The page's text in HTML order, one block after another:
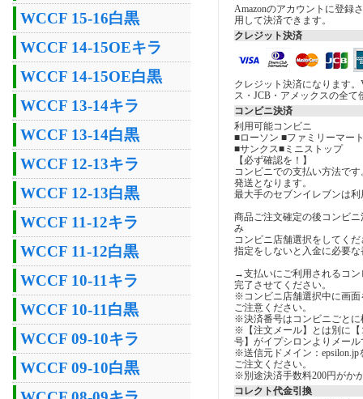
WCCF 15-16白黒
WCCF 14-15OEキラ
WCCF 14-15OE白黒
WCCF 13-14キラ
WCCF 13-14白黒
WCCF 12-13キラ
WCCF 12-13白黒
WCCF 11-12キラ
WCCF 11-12白黒
WCCF 10-11キラ
WCCF 10-11白黒
WCCF 09-10キラ
WCCF 09-10白黒
Amazonのアカウントに登録
用して決済できます。
クレジット決済
クレジット決済になります
ス・JCB・アメックスの全て
コンビニ決済
利用可能コンビニ
■ローソン ■ファミリーマー
■サンクス■ミニストップ
【必ず確認を！】
コンビニでの支払い方法で
発送となります。
最大手のセブンイレブンは
商品ご注文確定の後コンビ
み
コンビニ店舗選択をしてくだ
指定をしないと入金に必要
→支払いにご利用されるコ
完了させてください。
※コンビニ店舗選択中に画
ご注意ください。
※決済番号はコンビニごと
※【注文メール】とは別に
号】がイプシロンよりメー
※送信元ドメイン：
ご注文ください。
※別途決済手数料200円がか
コレクト代金引換